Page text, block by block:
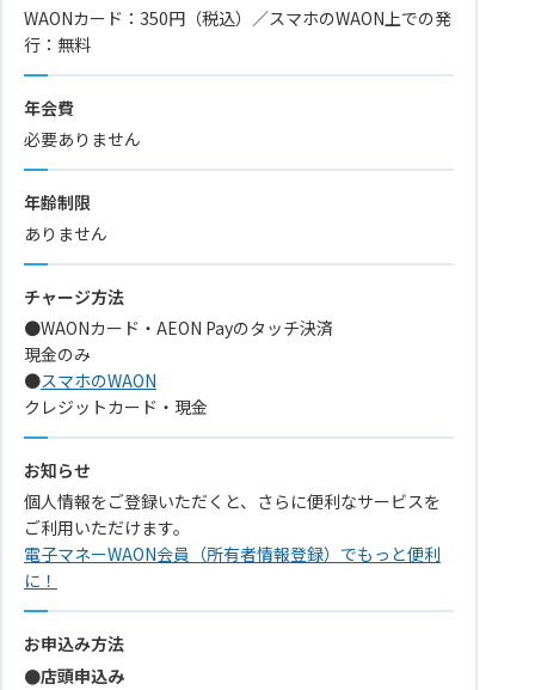
WAONカード：350円（税込）／スマホのWAON上での発
行：無料
年会費
必要ありません
年齢制限
ありません
チャージ方法
●WAONカード・AEON Payのタッチ決済
現金のみ
●スマホのWAON
クレジットカード・現金
お知らせ
個人情報をご登録いただくと、さらに便利なサービスを
ご利用いただけます。
電子マネーWAON会員（所有者情報登録）でもっと便利
に！
お申込み方法
●店頭申込み